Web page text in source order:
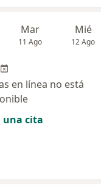
Mar
11 Ago
Mié
12 Ago
en línea no está
una cita